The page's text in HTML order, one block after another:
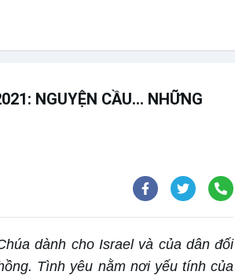
NGUYỆN CẦU… NHỮNG
dành cho Israel và của dân đối
Tình yêu nằm nơi yếu tính của